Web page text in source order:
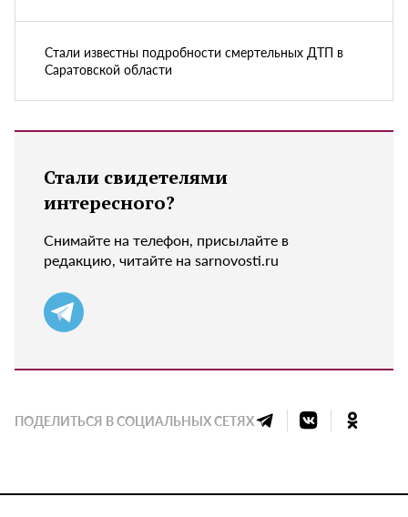
Стали известны подробности смертельных ДТП в
Саратовской области
Стали свидетелями
интересного?
Снимайте на телефон, присылайте в
редакцию, читайте на sarnovosti.ru
ПОДЕЛИТЬСЯ В СОЦИАЛЬНЫХ СЕТЯХ